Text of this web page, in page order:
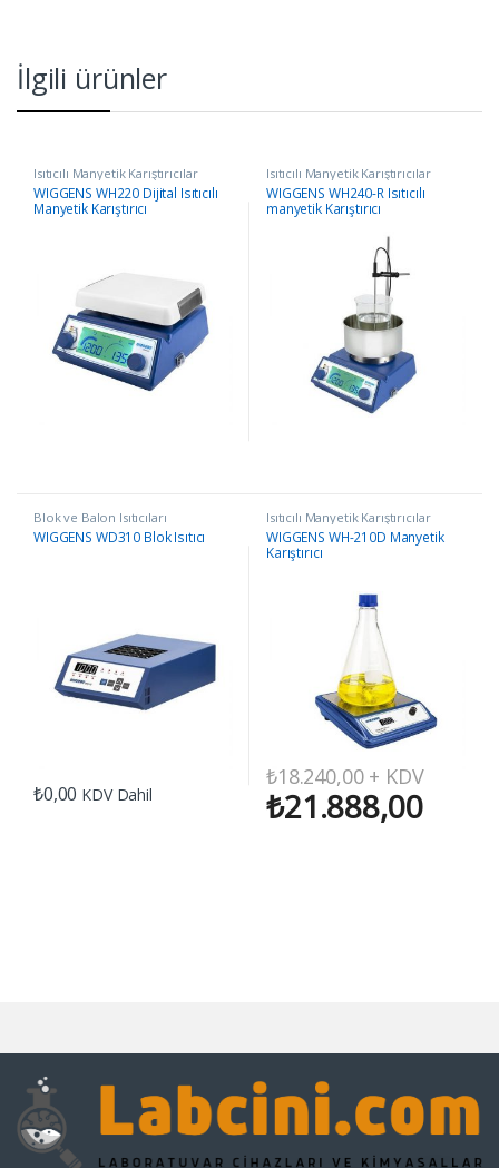
İlgili ürünler
Isıtıcılı Manyetik Karıştırıcılar
WIGGENS WH220 Dijital Isıtıcılı
Manyetik Karıştırıcı
Isıtıcılı Manyetik Karıştırıcılar
WIGGENS WH240-R Isıtıcılı
manyetik Karıştırıcı
Blok ve Balon Isıtıcıları
WIGGENS WD310 Blok Isıtıcı
₺0,00 KDV Dahil
Isıtıcılı Manyetik Karıştırıcılar
WIGGENS WH-210D Manyetik
Karıştırıcı
₺18.240,00+ KDV
₺21.888,00